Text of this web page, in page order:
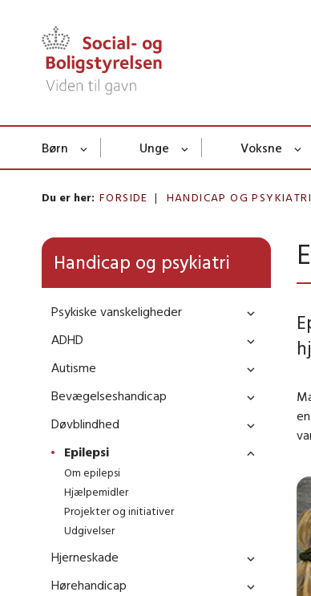
Børn Unge Voksne
Du er her: FORSIDE HANDICAP OG PSYKIATRI
Handicap og psykiatri
Psykiske vanskeligheder
ADHD
Autisme
Bevægelseshandicap
Døvblindhed
Epilepsi
Om epilepsi
Hjælpemidler
Projekter og initiativer
Udgivelser
Hjerneskade
Hørehandicap